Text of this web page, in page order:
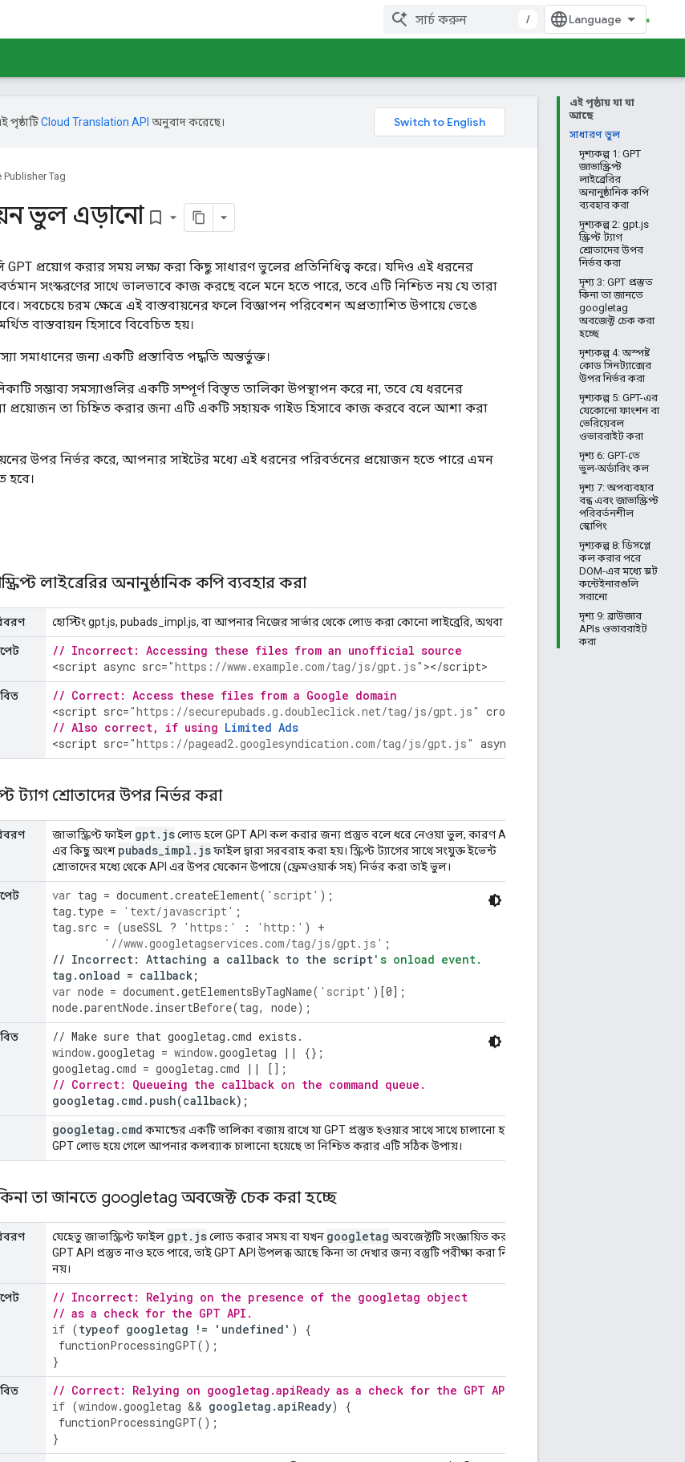
/
এই পৃষ্ঠায় যা যা
আছে
সাধারণ ভুল
দৃশ্যকল্প 1: GPT
জাভাস্ক্রিপ্ট
লাইব্রেরির
অনানুষ্ঠানিক কপি
ব্যবহার করা
দৃশ্যকল্প 2: gpt.js
স্ক্রিপ্ট ট্যাগ
শ্রোতাদের উপর
নির্ভর করা
দৃশ্য 3: GPT প্রস্তুত
কিনা তা জানতে
googletag
অবজেক্ট চেক করা
হচ্ছে
দৃশ্যকল্প 4: অস্পষ্ট
কোড সিনট্যাক্সের
উপর নির্ভর করা
দৃশ্যকল্প 5: GPT-এর
যেকোনো ফাংশন বা
ভেরিয়েবল
ওভাররাইট করা
দৃশ্য 6: GPT-তে
ভুল-অর্ডারিং কল
দৃশ্য 7: অপব্যবহার
বন্ধ এবং জাভাস্ক্রিপ্ট
পরিবর্তনশীল
স্কোপিং
দৃশ্যকল্প 8: ডিসপ্লে
কল করার পরে
DOM-এর মধ্যে স্লট
কন্টেইনারগুলি
সরানো
দৃশ্য 9: ব্রাউজার
APIs ওভাররাইট
করা
পৃষ্ঠাটিCloud Translation API অনুবাদ করেছে।
Publisher Tag
ভুল এড়ানো bookmark_border
GPT প্রয়োগ করার সময় লক্ষ্য করা কিছু সাধারণ ভুলের প্রতিনিধিত্ব করে। যদিও এই ধরনের
সংস্করণের সাথে ভালভাবে কাজ করছে বলে মনে হতে পারে, তবে এটি নিশ্চিত নয় যে তারা
সবচেয়ে চরম ক্ষেত্রে এই বাস্তবায়নের ফলে বিজ্ঞাপন পরিবেশন অপ্রত্যাশিত উপায়ে ভেঙে
বাস্তবায়ন হিসাবে বিবেচিত হয়।
সমাধানের জন্য একটি প্রস্তাবিত পদ্ধতি অন্তর্ভুক্ত।
সম্ভাব্য সমস্যাগুলির একটি সম্পূর্ণ বিস্তৃত তালিকা উপস্থাপন করে না, তবে যে ধরনের
প্রয়োজন তা চিহ্নিত করার জন্য এটি একটি সহায়ক গাইড হিসাবে কাজ করবে বলে আশা করা
উপর নির্ভর করে, আপনার সাইটের মধ্যে এই ধরনের পরিবর্তনের প্রয়োজন হতে পারে এমন
হবে।
লাইব্রেরির অনানুষ্ঠানিক কপি ব্যবহার করা
হোস্টিং gpt.js, pubads_impl.js, বা আপনার নিজের সার্ভার থেকে লোড করা কোনো লাইব্রেরি, অথবা কোনো অনানুষ্ঠানিক উৎস থেকে এই
// Incorrect: Accessing these files from an unofficial source
<script async src="https://www.example.com/tag/js/gpt.js" ></script>
// Correct: Access these files from a Google domain
<script src="https://securepubads.g.doubleclick.net/tag/js/gpt.js" crossorigin
// Also correct, if using Limited Ads
<script src="https://pagead2.googlesyndication.com/tag/js/gpt.js" async
ট্যাগ শ্রোতাদের উপর নির্ভর করা
জাভাস্ক্রিপ্ট ফাইল gpt. jsলোড হলে GPT API কল করার জন্য প্রস্তুত বলে ধরে নেওয়া ভুল, কারণ API-
এর কিছু অংশ pubads impl . jsফাইল দ্বারা সরবরাহ করা হয়। স্ক্রিপ্ট ট্যাগের সাথে সংযুক্ত ইভেন্ট
শ্রোতাদের মধ্যে থেকে API এর উপর যেকোন উপায়ে (ফ্রেমওয়ার্ক সহ) নির্ভর করা তাই ভুল।
var tag = document.createElement( 'script' );
tag . type = 'text/javascript' ;
tag . src = (useSSL ? 'https:' : 'http:' )
+
'//www.googletagservices.com/tag/js/gpt.js' ;
// Incorrect: Attaching a callback to the script's onload event.
tag . onload = callback;
var node = document.getElementsByTagName( 'script' )[0];
node.parentNode. insertBefore(tag, node);
// Make sure that googletag.cmd exists.
window.googletag = window.googletag ||
{};
googletag .cmd = googletag .cmd ||
[];
// Correct: Queueing the callback on the command queue.
googletag . cmd . push(callback);
googletag . cmd কমান্ডের একটি তালিকা বজায় রাখে যা GPT প্রস্তুত হওয়ার সাথে সাথে চালানো হবে।
GPT লোড হয়ে গেলে আপনার কলব্যাক চালানো হয়েছে তা নিশ্চিত করার এটি সঠিক উপায়।
তা জানতে googletag অবজেক্ট চেক করা হচ্ছে
যেহেতু জাভাস্ক্রিপ্ট ফাইল gpt. jsলোড করার সময় বা যখন googletag অবজেক্টটি সংজ্ঞায়িত করা হয় তখন
GPT API প্রস্তুত নাও হতে পারে, তাই GPT API উপলব্ধ আছে কিনা তা দেখার জন্য বস্তুটি পরীক্ষা করা নির্ভরযোগ্য
নয়।
// Incorrect: Relying on the presence of the googletag object
// as a check for the GPT API.
if (typeof googletag != ' undefined ' )
{
functionProcessingGPT();
}
// Correct: Relying on googletag.apiReady as a check for the GPT API.
if (window.googletag && googletag .apiReady)
{
functionProcessingGPT();
}